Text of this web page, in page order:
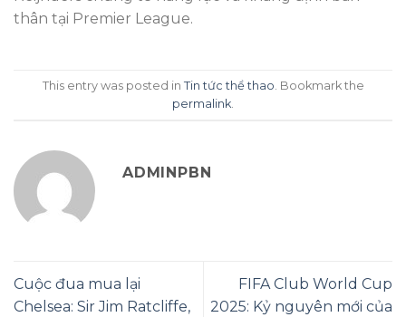
thân tại Premier League.
This entry was posted in Tin tức thể thao . Bookmark the
permalink
ADMINPBN
Cuộc đua mua lại
Chelsea: Sir Jim Ratcliffe,
FIFA Club World Cup
2025: Kỷ nguyên mới của